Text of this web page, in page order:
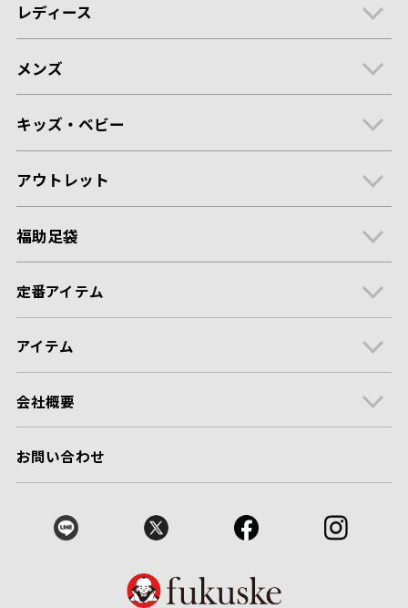
レディース
メンズ
キッズ・ベビー
アウトレット
福助足袋
定番アイテム
アイテム
会社概要
お問い合わせ